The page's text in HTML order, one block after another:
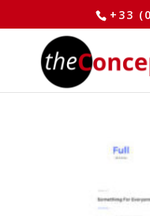
+33